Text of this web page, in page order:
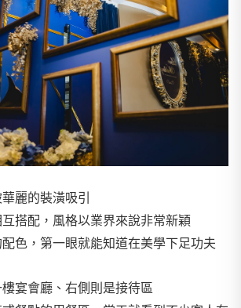
麗的裝潢吸引
搭配，風格以業界來說非常新穎
色，第一眼就能知道在美學下足功夫
宴會廳、右側則是接待區